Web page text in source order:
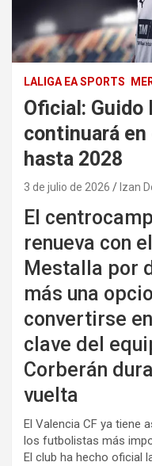
LALIGA EA SPORTS
Oficial: Guido
continuará en
hasta 2028
3 de julio de 2026 Izan
El
renueva con
Mestalla por
más una
convertirse
clave del
Corberán
vuelta
El Valencia CF ya tiene
los futbolistas más
El club ha hecho oficial